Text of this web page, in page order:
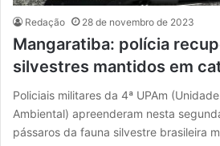
Redação 28 de novembro de 2023
Mangaratiba: polícia
silvestres mantidos em
Policiais militares da 4ª UPAm
Ambiental) apreenderam nesta
pássaros da fauna silvestre brasileira